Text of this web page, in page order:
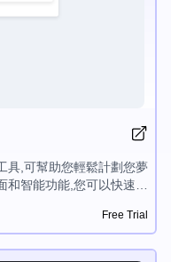
具,可幫助您輕鬆計劃您夢
智能功能,您可以快速創
可以專注於享受旅程。
Free Trial